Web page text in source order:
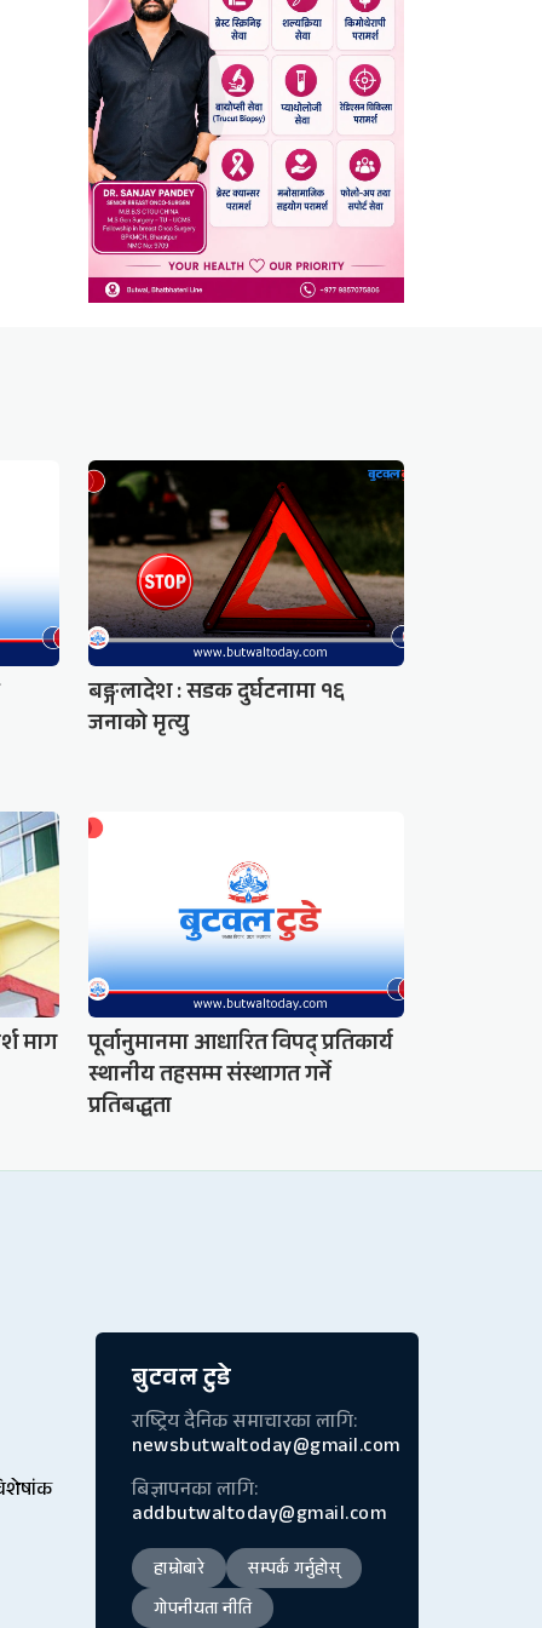
बङ्गलादेश : सडक दुर्घटनामा १६
जनाको मृत्यु
माग
पूर्वानुमानमा आधारित विपद् प्रतिकार्य
स्थानीय तहसम्म संस्थागत गर्ने
प्रतिबद्धता
बुटवल टुडे
राष्ट्रिय दैनिक समाचारका लागि:
newsbutwaltoday@gmail.com
बिज्ञापनका लागि:
addbutwaltoday@gmail.com
हाम्रोबारे
सम्पर्क गर्नुहोस्
गोपनीयता नीति